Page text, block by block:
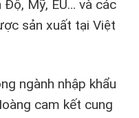
Mỹ, EU… và các
sản xuất tại Việt
ngành nhập khẩu
cam kết cung